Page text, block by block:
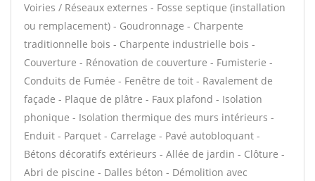
Voiries / Réseaux externes - Fosse septique (installation
ou remplacement) - Goudronnage - Charpente
traditionnelle bois - Charpente industrielle bois -
Couverture - Rénovation de couverture - Fumisterie -
Conduits de Fumée - Fenêtre de toit - Ravalement de
façade - Plaque de plâtre - Faux plafond - Isolation
phonique - Isolation thermique des murs intérieurs -
Enduit - Parquet - Carrelage - Pavé autobloquant -
Bétons décoratifs extérieurs - Allée de jardin - Clôture -
Abri de piscine - Dalles béton - Démolition avec